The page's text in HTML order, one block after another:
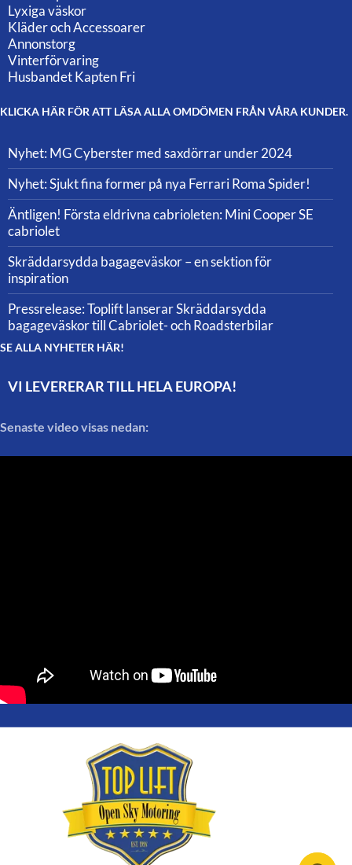
Lyxiga väskor
Kläder och Accessoarer
Annonstorg
Vinterförvaring
Husbandet Kapten Fri
KLICKA HÄR FÖR ATT LÄSA ALLA OMDÖMEN FRÅN VÅRA KUNDER.
Nyhet: MG Cyberster med saxdörrar under 2024
Nyhet: Sjukt fina former på nya Ferrari Roma Spider!
Äntligen! Första eldrivna cabrioleten: Mini Cooper SE
cabriolet
Skräddarsydda bagageväskor – en sektion för
inspiration
Pressrelease: Toplift lanserar Skräddarsydda
bagageväskor till Cabriolet- och Roadsterbilar
SE ALLA NYHETER HÄR!
VI LEVERERAR TILL HELA EUROPA!
Senaste video visas nedan: